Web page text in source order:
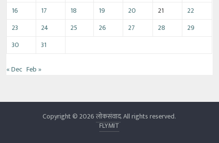
16
17 18 19 20 21
22
23
24 25 26 27 28
29
30
31
« Dec Feb »
Copyright © 2026लोकसंवाद. All rights reserved.
FLYMIT